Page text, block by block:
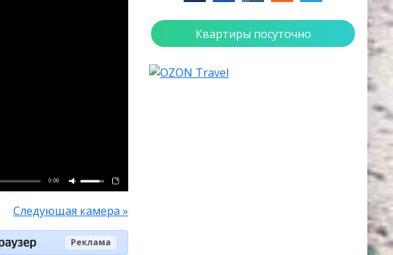
0:00
Следующая камера »
Реклама
Квартиры посуточно